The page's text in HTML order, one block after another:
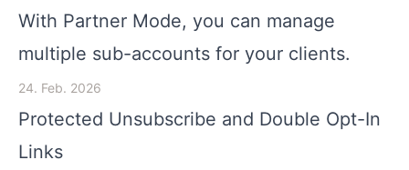
With Partner Mode, you can manage
multiple sub-accounts for your clients.
24. Feb. 2026
Protected Unsubscribe and Double Opt-In
Links